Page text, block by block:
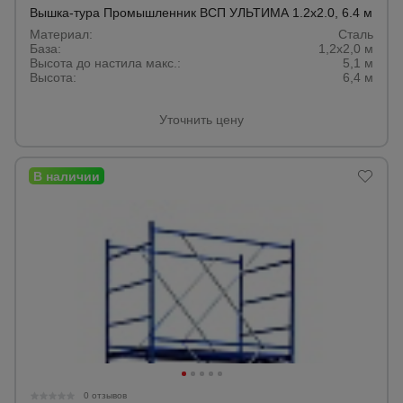
Вышка-тура Промышленник ВСП УЛЬТИМА 1.2х2.0, 6.4 м
Материал:
Сталь
База:
1,2х2,0 м
Высота до настила макс.:
5,1 м
Высота:
6,4 м
Уточнить цену
0 отзывов
Тепловые